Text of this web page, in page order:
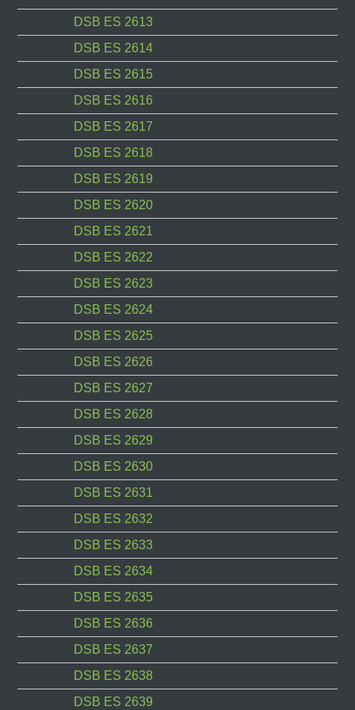
DSB ES 2613
DSB ES 2614
DSB ES 2615
DSB ES 2616
DSB ES 2617
DSB ES 2618
DSB ES 2619
DSB ES 2620
DSB ES 2621
DSB ES 2622
DSB ES 2623
DSB ES 2624
DSB ES 2625
DSB ES 2626
DSB ES 2627
DSB ES 2628
DSB ES 2629
DSB ES 2630
DSB ES 2631
DSB ES 2632
DSB ES 2633
DSB ES 2634
DSB ES 2635
DSB ES 2636
DSB ES 2637
DSB ES 2638
DSB ES 2639